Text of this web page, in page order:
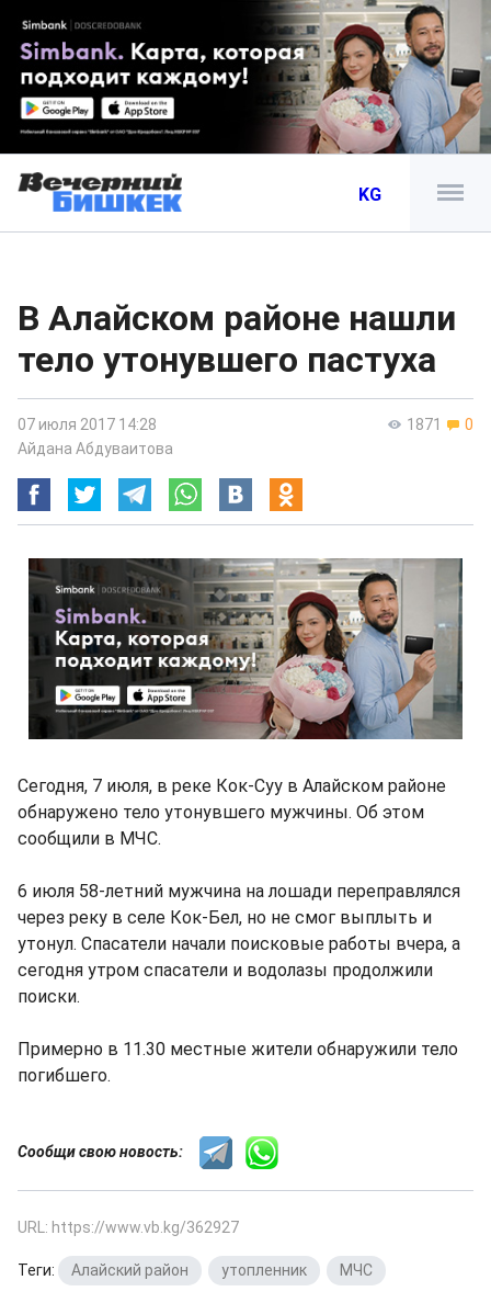
KG
В Алайском районе нашли
тело утонувшего пастуха
1871 0
07 июля 2017 14:28
Айдана Абдуваитова
Сегодня, 7 июля, в реке Кок-Суу в Алайском районе
обнаружено тело утонувшего мужчины. Об этом
сообщили в МЧС.
6 июля 58-летний мужчина на лошади переправлялся
через реку в селе Кок-Бел, но не смог выплыть и
утонул. Спасатели начали поисковые работы вчера, а
сегодня утром спасатели и водолазы продолжили
поиски.
Примерно в 11.30 местные жители обнаружили тело
погибшего.
Сообщи свою новость:
URL: https://www.vb.kg/362927
Теги: Алайский район утопленник МЧС